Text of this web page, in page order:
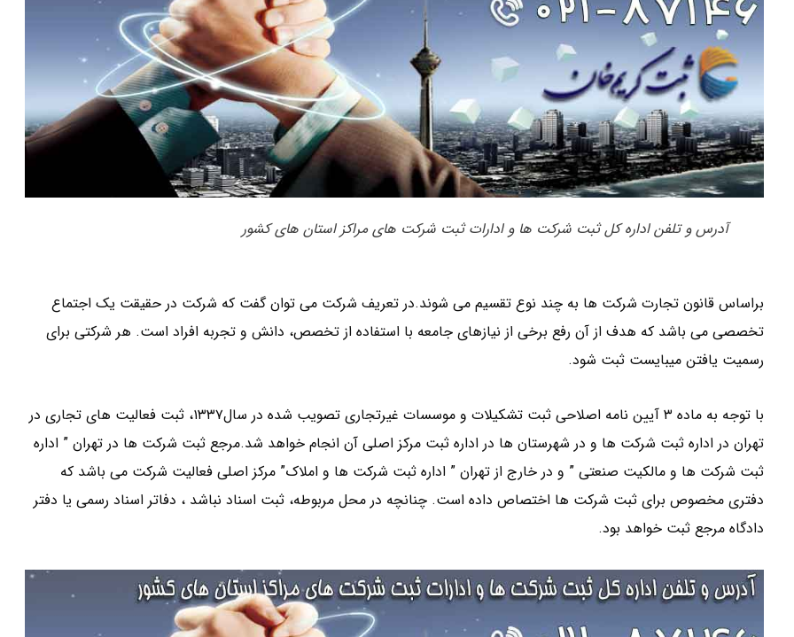
آدرس و تلفن اداره کل ثبت شرکت ها و ادارات ثبت شرکت های مراکز استان های کشور
براساس قانون تجارت شرکت ها به چند نوع تقسیم می شوند.در تعریف شرکت می توان گفت که شرکت در حقیقت یک اجتماع
تخصصی می باشد که هدف از آن رفع برخی از نیازهای جامعه با استفاده از تخصص، دانش و تجربه افراد است. هر شرکتی برای
رسمیت یافتن میبایست ثبت شود.
با توجه به ماده ۳ آیین نامه اصلاحی ثبت تشکیلات و موسسات غیرتجاری تصویب شده در سال۱۳۳۷، ثبت فعالیت های تجاری در
تهران در اداره ثبت شرکت ها و در شهرستان ها در اداره ثبت مرکز اصلی آن انجام خواهد شد.مرجع ثبت شرکت ها در تهران ” اداره
ثبت شرکت ها و مالکیت صنعتی ” و در خارج از تهران ” اداره ثبت شرکت ها و املاک” مرکز اصلی فعالیت شرکت می باشد که
دفتری مخصوص برای ثبت شرکت ها اختصاص داده است. چنانچه در محل مربوطه، ثبت اسناد نباشد ، دفاتر اسناد رسمی یا دفتر
دادگاه مرجع ثبت خواهد بود.